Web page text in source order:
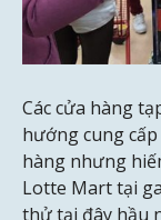
Các cửa hàng
hướng cung
hàng nhưng
Lotte Mart tại
thử tại đây hầu